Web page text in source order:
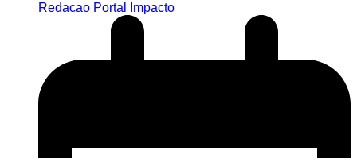
Redacao Portal Impacto